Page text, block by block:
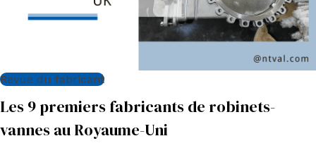
Revue du fabricant
Les 9 premiers fabricants de robinets-
vannes au Royaume-Uni